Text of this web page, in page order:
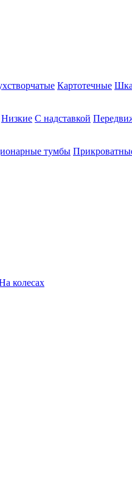
Картотечные
Низкие С надставкой
тумбы
колесах